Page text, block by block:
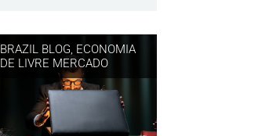
BRAZIL BLOG, ECONOMIA
DE LIVRE MERCADO